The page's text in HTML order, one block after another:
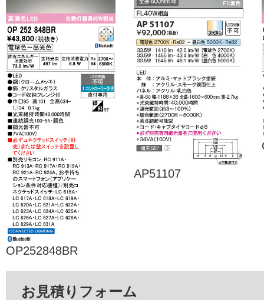
OP252848BR
AP51107
お見積りフォーム